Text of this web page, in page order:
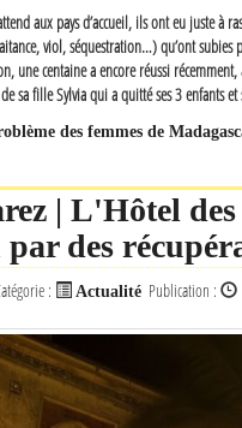
aux pays d’accueil, ils ont eu juste à
viol, séquestration…) qu’ont
une centaine a encore réussi
sa fille Sylvia qui a quitté ses 3 enfants
des femmes de
| L'Hôtel
des
: Actualité Publication :